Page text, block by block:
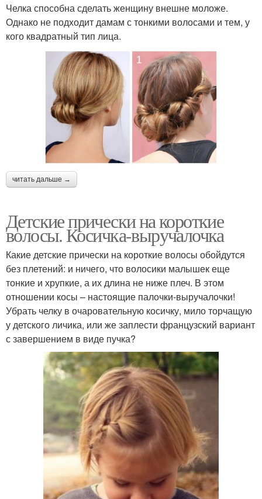
Челка способна сделать женщину внешне моложе.
Однако не подходит дамам с тонкими волосами и тем, у
кого квадратный тип лица.
читать дальше →
Детские прически на короткие
волосы. Косичка-выручалочка
Какие детские прически на короткие волосы обойдутся
без плетений: и ничего, что волосики малышек еще
тонкие и хрупкие, а их длина не ниже плеч. В этом
отношении косы – настоящие палочки-выручалочки!
Убрать челку в очаровательную косичку, мило торчащую
у детского личика, или же заплести французский вариант
с завершением в виде пучка?